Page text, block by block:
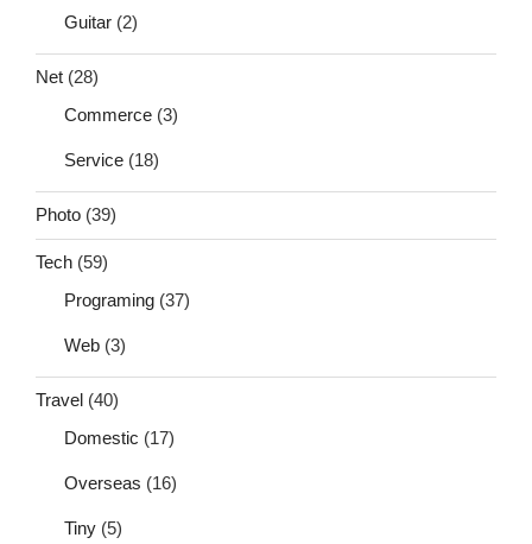
Guitar (2)
Net (28)
Commerce (3)
Service (18)
Photo (39)
Tech (59)
Programing (37)
Web (3)
Travel (40)
Domestic (17)
Overseas (16)
Tiny (5)